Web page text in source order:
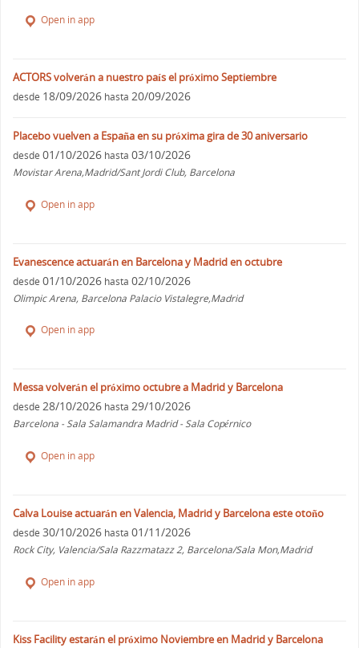
Open in app
ACTORS volverán a nuestro país el próximo Septiembre
desde 18/09/2026 hasta 20/09/2026
Placebo vuelven a España en su próxima gira de 30 aniversario
desde 01/10/2026 hasta 03/10/2026
Movistar Arena,Madrid/Sant Jordi Club, Barcelona
Open in app
Evanescence actuarán en Barcelona y Madrid en octubre
desde 01/10/2026 hasta 02/10/2026
Olimpic Arena, Barcelona Palacio Vistalegre,Madrid
Open in app
Messa volverán el próximo octubre a Madrid y Barcelona
desde 28/10/2026 hasta 29/10/2026
Barcelona - Sala Salamandra Madrid - Sala Copérnico
Open in app
Calva Louise actuarán en Valencia, Madrid y Barcelona este otoño
desde 30/10/2026 hasta 01/11/2026
Rock City, Valencia/Sala Razzmatazz 2, Barcelona/Sala Mon,Madrid
Open in app
Kiss Facility estarán el próximo Noviembre en Madrid y Barcelona